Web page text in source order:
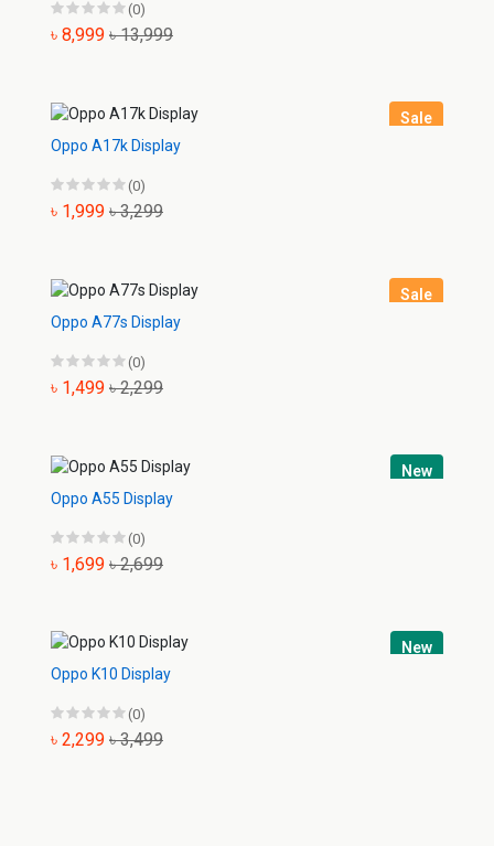
(0)
৳ 8,999 ৳ 13,999
Sale
Oppo A17k Display
(0)
৳ 1,999 ৳ 3,299
Sale
Oppo A77s Display
(0)
৳ 1,499 ৳ 2,299
New
Oppo A55 Display
(0)
৳ 1,699 ৳ 2,699
New
Oppo K10 Display
(0)
৳ 2,299 ৳ 3,499